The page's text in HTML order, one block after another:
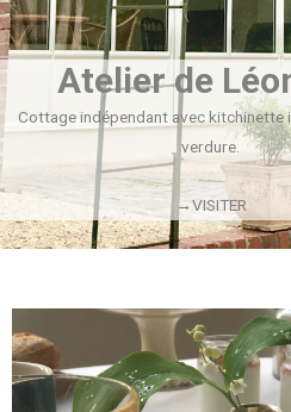
Atelier de
Cottage indépendant avec kitchinette
verdure.
→VISITER